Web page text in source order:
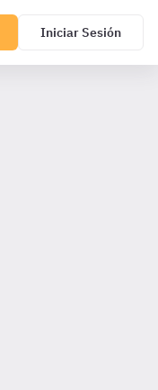
Iniciar Sesión